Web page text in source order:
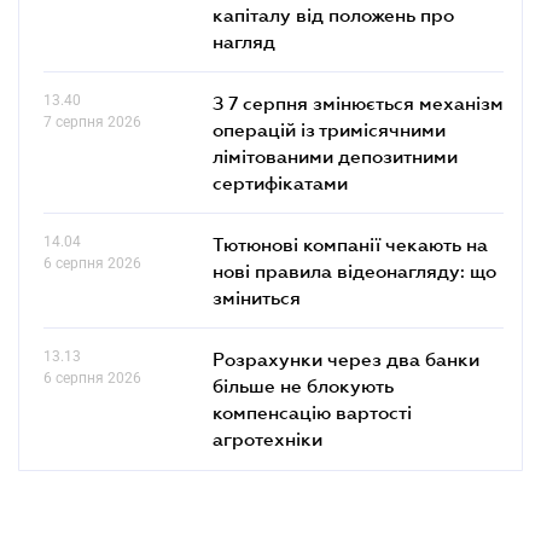
капіталу від положень про
нагляд
13.40
7 серпня 2026
З 7 серпня змінюється механізм
операцій із тримісячними
лімітованими депозитними
сертифікатами
14.04
6 серпня 2026
Тютюнові компанії чекають на
нові правила відеонагляду: що
зміниться
13.13
6 серпня 2026
Розрахунки через два банки
більше не блокують
компенсацію вартості
агротехніки